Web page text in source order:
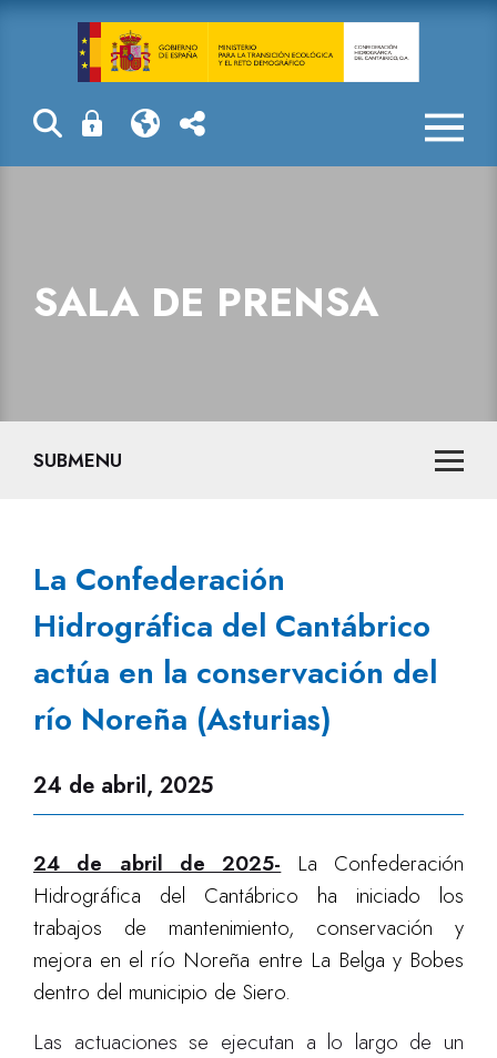
La
SALA DE PRENSA
SUBMENU
La Confederación
Hidrográfica del Cantábrico
actúa en la conservación del
río Noreña (Asturias)
24 de abril, 2025
24 de abril de 2025-
La Confederación
Hidrográfica del Cantábrico ha iniciado los
trabajos de mantenimiento, conservación y
mejora en el río Noreña entre La Belga y Bobes
dentro del municipio de Siero.
Las actuaciones se ejecutan a lo largo de un